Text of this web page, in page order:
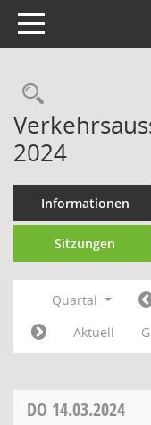
Toggle navigation
2024
Informationen
Sitzungen
Quartal
Aktuell
DO 14.03.2024